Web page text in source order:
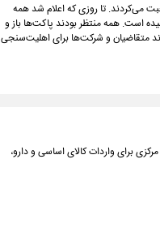
سهام تودلی صحبت می‌کردند. تا روزی که اعلام شد همه
شرکت رسیده است. همه منتظر بودند پاکت‌ها باز و
متقاضیان و شرکت‌ها برای اهلیت‌سنجی
و ۱۳۳ میلیون دلار از سوی بانک مرکزی برای واردات کالای اساسی و دارو،